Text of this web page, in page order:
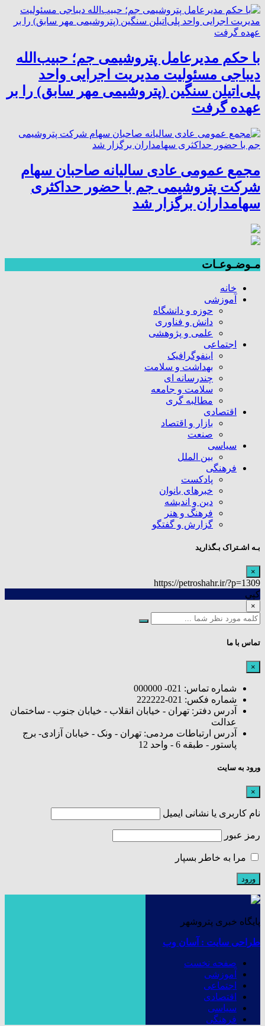
با حکم مدیرعامل پتروشیمی جم؛ حبیب‌الله
دیباجی مسئولیت مدیریت اجرایی واحد
پلی‌اتیلن سنگین (پتروشیمی مهر سابق) را بر
عهده گرفت
مجمع عمومی عادی سالیانه صاحبان سهام
شرکت پتروشیمی جم با حضور حداکثری
سهامداران برگزار شد
مـوضـوعـات
خانه
آموزشی
حوزه و دانشگاه
دانش و فناوری
علمی و پژوهشی
اجتماعی
اینفوگرافیک
بهداشت و سلامت
چندرسانه ای
سلامت و جامعه
مطالبه گری
اقتصادی
بازار و اقتصاد
صنعت
سیاسی
بین الملل
فرهنگی
پادکست
خبرهای بانوان
دین و اندیشه
فرهنگ و هنر
گزارش و گفتگو
بـه اشـتراک بـگذارید
×
https://petroshahr.ir/?p=1309
کپی
×
تماس با ما
×
شماره تماس: 021- 000000
شماره فکس: 021-222222
آدرس دفتر: تهران - خیابان انقلاب - خیابان جنوب - ساختمان
عدالت
آدرس ارتباطات مردمی: تهران - ونک - خیابان آزادی- برج
پاستور - طبقه 6 - واحد 12
ورود به سایت
×
نام کاربری یا نشانی ایمیل
رمز عبور
مرا به خاطر بسپار
پایگاه خبری پتروشهر
طراحی سایت : آسان وب
صفحه نخست
آموزشی
اجتماعی
اقتصادی
سیاسی
فرهنگی